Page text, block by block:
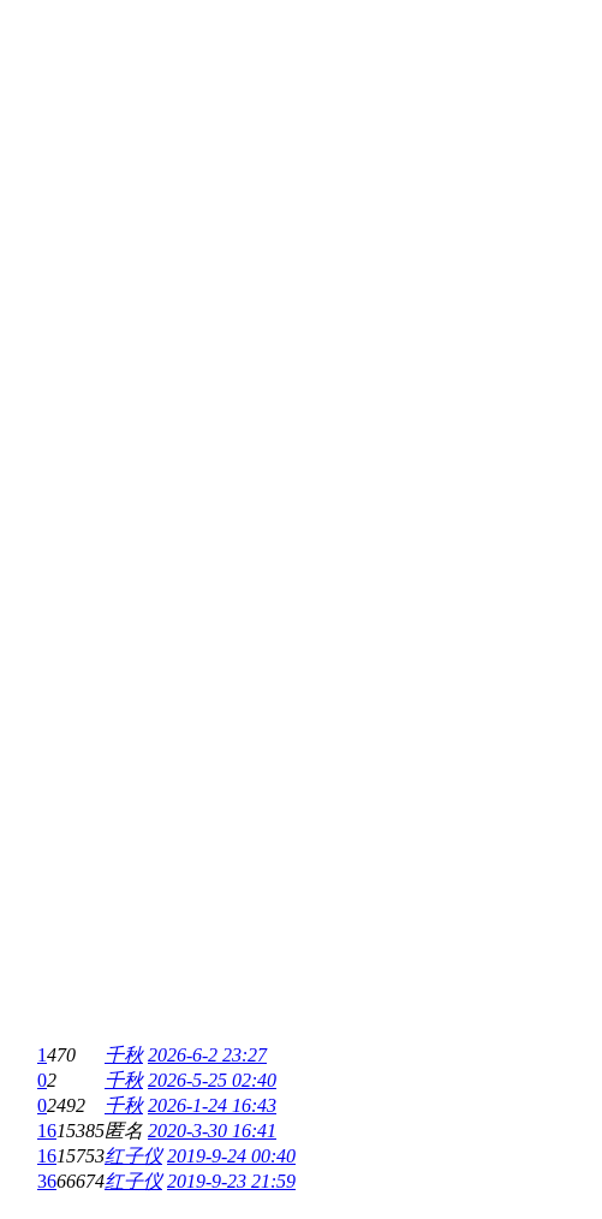
1470 千秋 2026-6-2 23:27
02 千秋 2026-5-25 02:40
02492 千秋 2026-1-24 16:43
1615385匿名 2020-3-30 16:41
1615753红子仪 2019-9-24 00:40
3666674红子仪 2019-9-23 21:59